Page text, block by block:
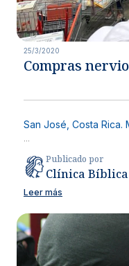
25/3/2020
Compras
San José, Costa Rica.
Publicado por
Clínica Bíblica
Leer más